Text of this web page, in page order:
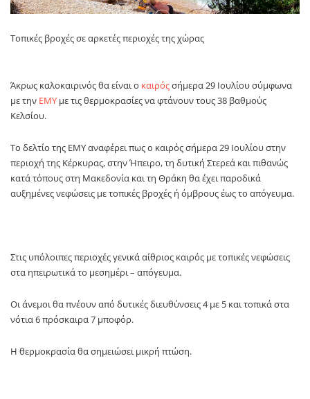
Τοπικές βροχές σε αρκετές περιοχές της χώρας
Άκρως καλοκαιρινός θα είναι ο καιρόςσήμερα 29 Ιουλίου σύμφωνα
με την ΕΜΥ με τις θερμοκρασίες να φτάνουν τους 38 βαθμούς
Κελσίου.
Το δελτίο της ΕΜΥ αναφέρει πως ο καιρός σήμερα 29 Ιουλίου στην
περιοχή της Κέρκυρας, στην Ήπειρο, τη δυτική Στερεά και πιθανώς
κατά τόπους στη Μακεδονία και τη Θράκη θα έχει παροδικά
αυξημένες νεφώσεις με τοπικές βροχές ή όμβρους έως το απόγευμα.
Στις υπόλοιπες περιοχές γενικά αίθριος καιρός με τοπικές νεφώσεις
στα ηπειρωτικά το μεσημέρι – απόγευμα.
Οι άνεμοι θα πνέουν από δυτικές διευθύνσεις 4 με 5 και τοπικά στα
νότια 6 πρόσκαιρα 7 μποφόρ.
Η θερμοκρασία θα σημειώσει μικρή πτώση.